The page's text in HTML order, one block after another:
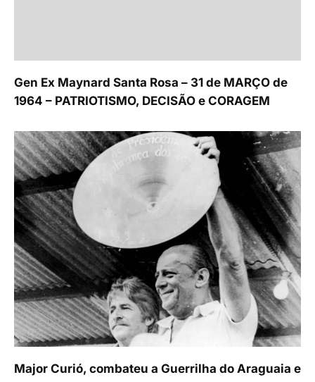
Gen Ex Maynard Santa Rosa – 31 de MARÇO de
1964 – PATRIOTISMO, DECISÃO e CORAGEM
Major Curió, combateu a Guerrilha do Araguaia e